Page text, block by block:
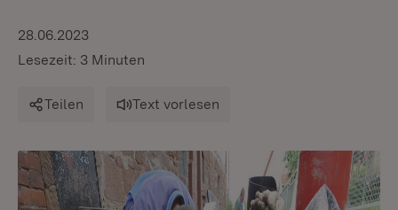
28.06.2023
Lesezeit: 3 Minuten
Teilen Text vorlesen